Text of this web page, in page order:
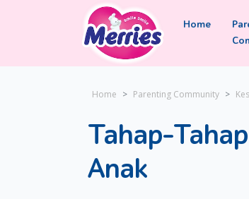
Home
Home Parenting Community
Tahap-
Anak